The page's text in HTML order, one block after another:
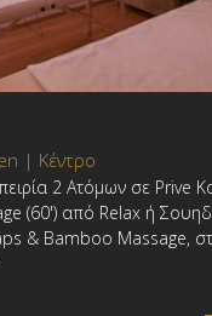
| Κέντρο
2 Ατόμων σε Prive
(60') από Relax ή
& Bamboo Massage,